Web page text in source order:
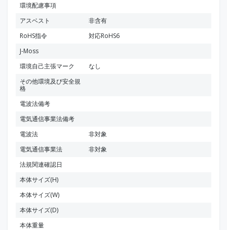
環境配慮事項
アスベスト
非含有
RoHS指令
対応RoHS6
J-Moss
環境自己主張マーク
なし
その他環境及び安全規
格
電波法備考
電気通信事業法備考
電波法
非対象
電気通信事業法
非対象
法規関連確認日
本体サイズ(H)
本体サイズ(W)
本体サイズ(D)
本体重量